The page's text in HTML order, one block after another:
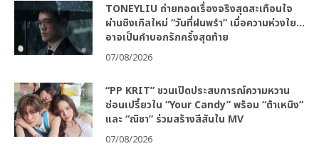
TONEYLIU ถ่ายทอดเรื่องจริงสุดสะเทือนใจ
ผ่านซิงเกิลใหม่ “วันที่ฝนพรำ” เมื่อความห่วงใย…
อาจเป็นคำบอกรักครั้งสุดท้าย
07/08/2026
“PP KRIT” ชวนเปิดประสบการณ์ความหวาน
ซ่อนเปรี้ยวใน “Your Candy” พร้อม “ต้าเหนิง”
และ “ณิชา” ร่วมสร้างสีสันใน MV
07/08/2026